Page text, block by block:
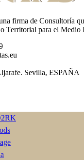
firma de Consultoría
Territorial para el Medio
Sevilla, ESPAÑA